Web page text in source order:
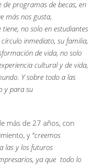
de programas de becas, en
más nos gusta,
no solo en estudiantes
inmediato, su familia,
de vida, no solo
cultural y de vida,
Y sobre todo a las
y para su
más de 27 años, con
y “creemos
las y los futuros
ya que todo lo